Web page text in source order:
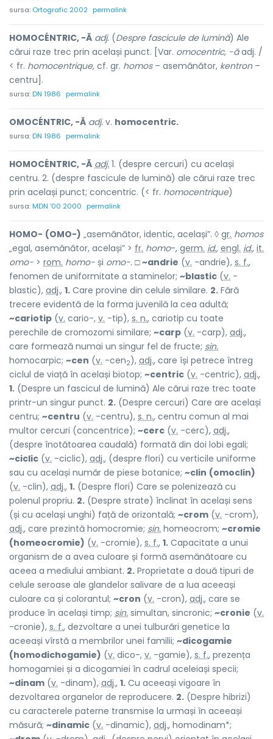
sursa: Ortografic 2002 permalink
HOMOCÉNTRIC, -Ă adj. (Despre fascicule de lumină) Ale
cărui raze trec prin același punct. [Var. omocentric, -ăadj. /
< fr. homocentrique, cf. gr. homos– asemănător, kentron–
centru].
sursa:DN 1986 permalink
OMOCÉNTRIC, -Ă adj. v. homocentric.
sursa:DN 1986 permalink
HOMOCÉNTRIC, -Ă adj. 1. (despre cercuri) cu același
centru. 2. (despre fascicule de lumină) ale cărui raze trec
prin același punct; concentric. (< fr. homocentrique)
sursa:MDN '00 2000 permalink
HOMO- (OMO-) „asemănător, identic, același”. ◊ gr. homos
„egal, asemănător, același” > fr. homo-, germ. id., engl. id., it.
omo- > rom. homo- și omo-. □~andrie (v. -andrie), s. f.,
fenomen de uniformitate a staminelor; ~blastic (v. -
blastic), adj., 1. Care provine din celule similare. 2. Fără
trecere evidentă de la forma juvenilă la cea adultă;
~cariotip (v. cario-, v. -tip), s. n., cariotip cu toate
perechile de cromozomi similare; ~carp (v. -carp), adj.,
care formează numai un singur fel de fructe; sin.
homocarpic; ~cen (v. -cen2), adj., care își petrece întreg
ciclul de viață în același biotop; ~centric (v. -centric), adj.,
1. (Despre un fascicul de lumină) Ale cărui raze trec toate
printr-un singur punct. 2. (Despre cercuri) Care are același
centru; ~centru (v. -centru), s. n., centru comun al mai
multor cercuri (concentrice); ~cerc (v. -cerc), adj.,
(despre înotătoarea caudală) formată din doi lobi egali;
~ciclic (v. -ciclic), adj., (despre flori) cu verticile uniforme
sau cu același număr de piese botanice; ~clin (omoclin)
(v. -clin), adj., 1. (Despre flori) Care se polenizează cu
polenul propriu. 2. (Despre strate) înclinat în același sens
(și cu același unghi) față de orizontală; ~crom (v. -crom),
adj., care prezintă homocromie; sin. homeocrom; ~cromie
(homeocromie) (v. -cromie), s. f., 1. Capacitate a unui
organism de a avea culoare și formă asemănătoare cu
aceea a mediului ambiant. 2. Proprietate a două tipuri de
celule seroase ale glandelor salivare de a lua aceeași
culoare ca și colorantul; ~cron (v. -cron), adj., care se
produce în același timp; sin. simultan, sincronic; ~cronie (v.
-cronie), s. f., dezvoltare a unei tulburări genetice la
aceeași vîrstă a membrilor unei familii; ~dicogamie
(homodichogamie) (v. dico-, v. -gamie), s. f., prezența
homogamiei și a dicogamiei în cadrul aceleiași specii;
~dinam (v. -dinam), adj., 1. Cu aceeași vigoare în
dezvoltarea organelor de reproducere. 2. (Despre hibrizi)
cu caracterele paterne transmise la urmași în aceeași
măsură; ~dinamic (v. -dinamic), adj., homodinam*;